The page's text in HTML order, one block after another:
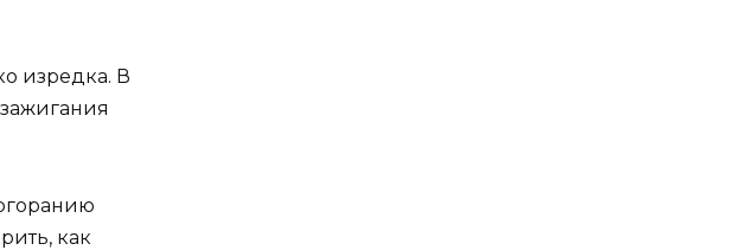
изредка. В
как